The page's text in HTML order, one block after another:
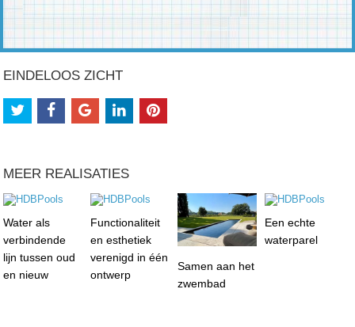
EINDELOOS ZICHT
MEER REALISATIES
Water als
verbindende
lijn tussen oud
en nieuw
Functionaliteit
en esthetiek
verenigd in één
ontwerp
Samen aan het
zwembad
Een echte
waterparel